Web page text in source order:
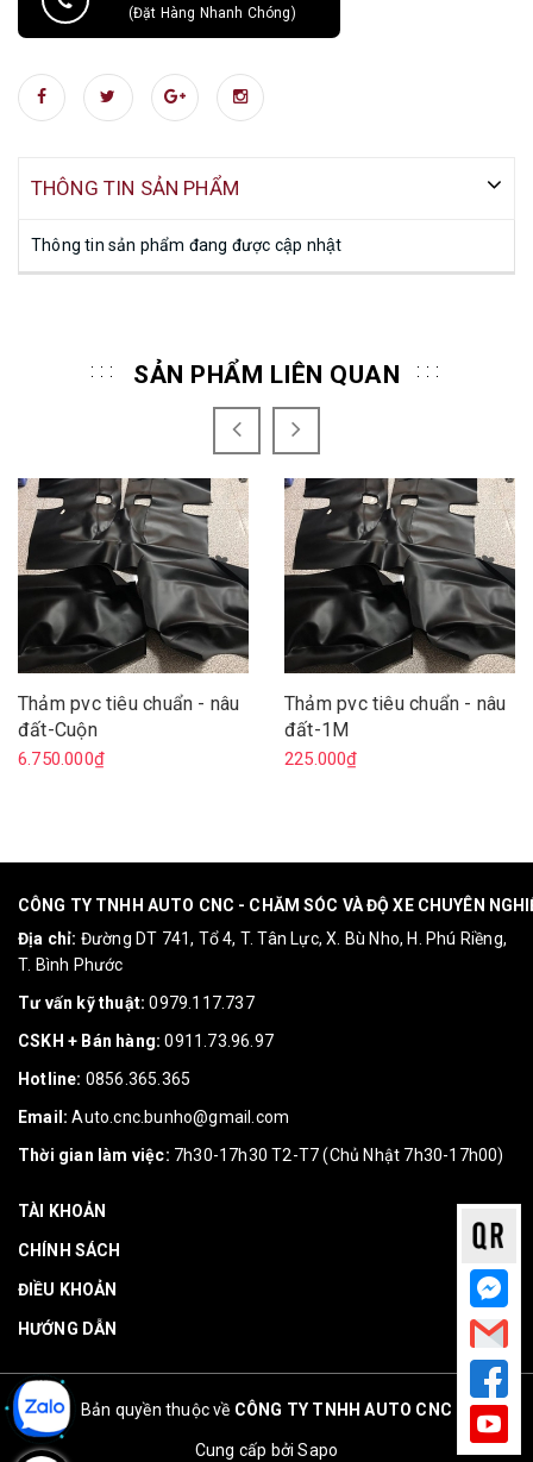
(Đặt Hàng Nhanh Chóng)
THÔNG TIN SẢN PHẨM
Thông tin sản phẩm đang được cập nhật
SẢN PHẨM LIÊN QUAN
Thảm pvc tiêu chuẩn - nâu
đất-Cuộn
6.750.000₫
Thảm pvc tiêu chuẩn - nâu
đất-1M
225.000₫
CÔNG TY TNHH AUTO CNC - CHĂM SÓC VÀ ĐỘ XE CHUYÊN
Địa chỉ: Đường DT 741, Tổ 4, T. Tân Lực, X. Bù Nho, H. Phú Riềng,
T. Bình Phước
Tư vấn kỹ thuật: 0979.117.737
CSKH + Bán hàng: 0911.73.96.97
Hotline: 0856.365.365
Email: Auto.cnc.bunho@gmail.com
Thời gian làm việc: 7h30-17h30 T2-T7 (Chủ Nhật 7h30-17h00)
TÀI KHOẢN
CHÍNH SÁCH
ĐIỀU KHOẢN
HƯỚNG DẪN
Bản quyền thuộc về CÔNG TY TNHH AUTO CNC
Cung cấp bởiSapo